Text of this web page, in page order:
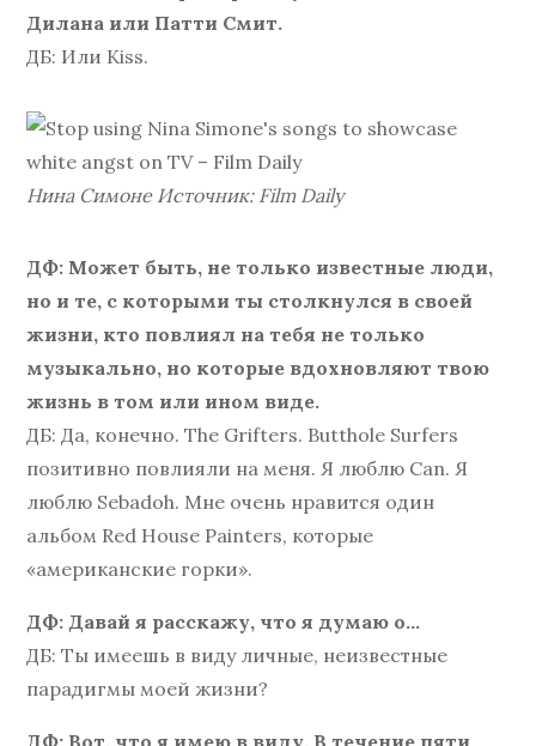
Дилана или Патти Смит.
ДБ: Или Kiss.
Нина Симоне Источник: Film Daily
ДФ: Может быть, не только известные люди,
но и те, с которыми ты столкнулся в своей
жизни, кто повлиял на тебя не только
музыкально, но которые вдохновляют твою
жизнь в том или ином виде.
ДБ: Да, конечно. The Grifters. Butthole Surfers
позитивно повлияли на меня. Я люблю Can. Я
люблю Sebadoh. Мне очень нравится один
альбом Red House Painters, которые
«американские горки».
ДФ: Давай я расскажу, что я думаю о…
ДБ: Ты имеешь в виду личные, неизвестные
парадигмы моей жизни?
ДФ: Вот, что я имею в виду. В течение пяти